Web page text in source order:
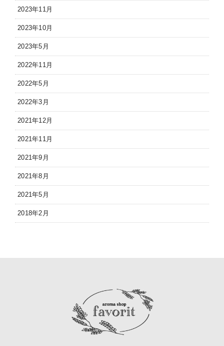
2023年11月
2023年10月
2023年5月
2022年11月
2022年5月
2022年3月
2021年12月
2021年11月
2021年9月
2021年8月
2021年5月
2018年2月